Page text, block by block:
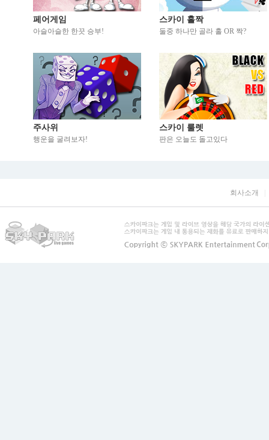
페어게임
아슬아슬한 한끗 승부!
스카이 홀짝
둘중 하나만 골라 홀 OR 짝?
주사위
행운을 굴려보자!
스카이 룰렛
판은 오늘도 돌고있다
회사소개